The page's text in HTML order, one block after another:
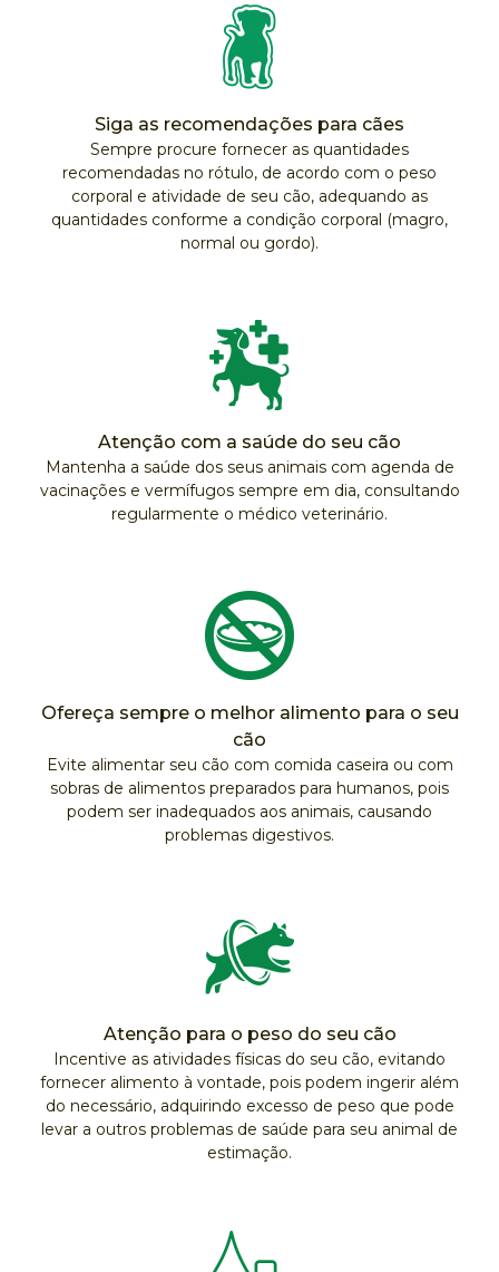
Siga as recomendações para cães
Sempre procure fornecer as quantidades
recomendadas no rótulo, de acordo com o peso
corporal e atividade de seu cão, adequando as
quantidades conforme a condição corporal (magro,
normal ou gordo).
Atenção com a saúde do seu cão
Mantenha a saúde dos seus animais com agenda de
vacinações e vermífugos sempre em dia, consultando
regularmente o médico veterinário.
Ofereça sempre o melhor alimento para o seu
cão
Evite alimentar seu cão com comida caseira ou com
sobras de alimentos preparados para humanos, pois
podem ser inadequados aos animais, causando
problemas digestivos.
Atenção para o peso do seu cão
Incentive as atividades físicas do seu cão, evitando
fornecer alimento à vontade, pois podem ingerir além
do necessário, adquirindo excesso de peso que pode
levar a outros problemas de saúde para seu animal de
estimação.